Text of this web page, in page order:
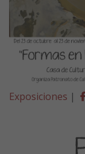
Exposiciones |